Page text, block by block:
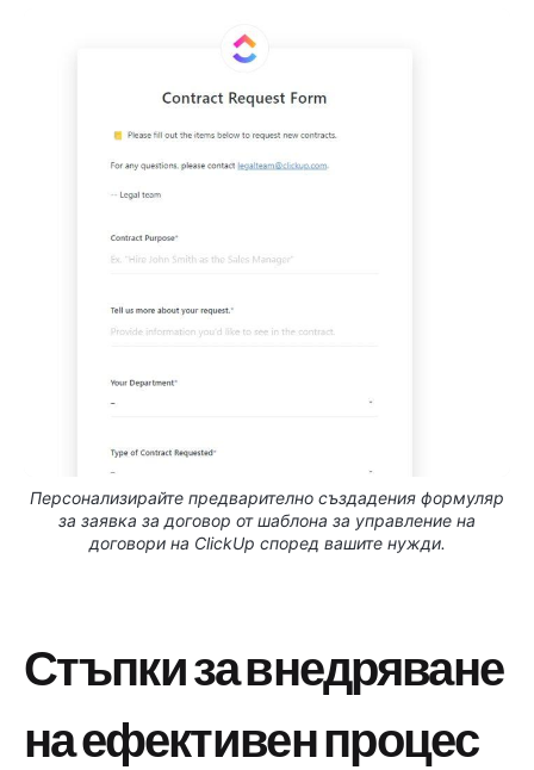
Персонализирайте предварително създадения формуляр
за заявка за договор от шаблона за управление на
договори на ClickUp според вашите нужди.
Стъпки за внедряване
на ефективен процес